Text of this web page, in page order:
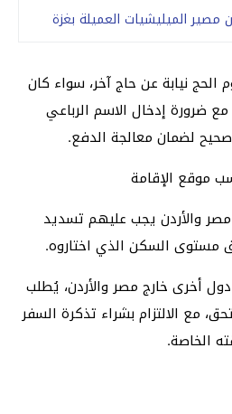
مصير الميليشيات العميلة بغزة
نيابة عن حاج آخر، سواء كان
ضرورة إدخال الاسم الرباعي
لضمان معالجة الدفع.
موقع الإقامة
والأردن يجب عليهم تسديد
مستوى السكن الذي اختاروه.
أخرى خارج مصر والأردن، يُطلب
مع الالتزام بشراء تذكرة السفر
الخاصة.